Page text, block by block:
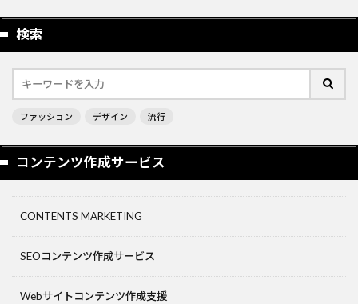
検索
ファッション デザイン 流行
コンテンツ作成サービス
CONTENTS MARKETING
SEOコンテンツ作成サービス
Webサイトコンテンツ作成支援